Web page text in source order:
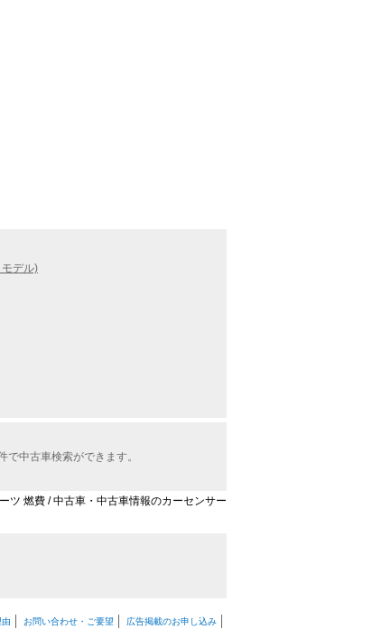
デル)
中古車検索ができます。
ツ 燃費 / 中古車・中古車情報のカーセンサー
お問い合わせ・ご要望 広告掲載のお申し込み